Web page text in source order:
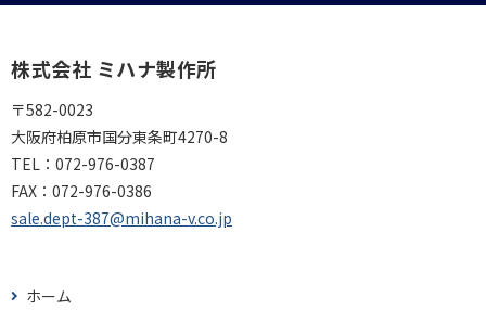
株式会社 ミハナ製作所
〒582-0023
大阪府柏原市国分東条町4270-8
TEL： 072-976-0387
FAX： 072-976-0386
sale.dept-387@mihana-v.co.jp
ホーム